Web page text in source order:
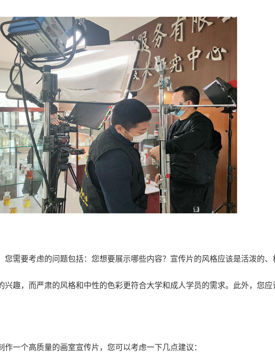
需要考虑的问题包括：您想要展示哪些内容？宣传片的风格应该是活泼的
趣，而严肃的风格和中性的色彩更符合大学和成人学员的需求。此外，您
一个高质量的画室宣传片，您可以考虑一下几点建议：